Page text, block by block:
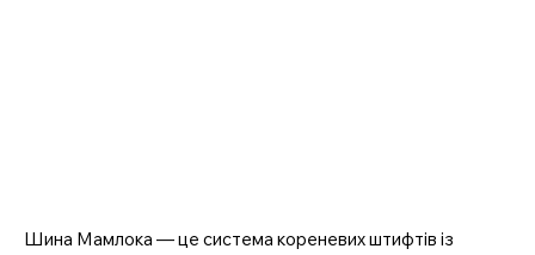
Шина Мамлока — це система кореневих штифтів із